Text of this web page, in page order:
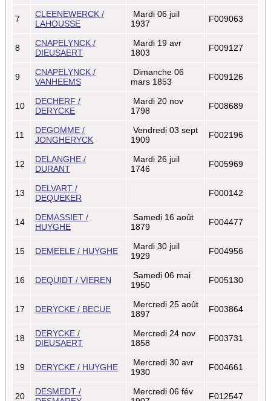
7
CLEENEWERCK /
LAHOUSSE
Mardi 06 juil
1937
F009063
8
CNAPELYNCK /
DIEUSAERT
Mardi 19 avr
1803
F009127
9
CNAPELYNCK /
VANHEEMS
Dimanche 06
mars 1853
F009126
10
DECHERF /
DERYCKE
Mardi 20 nov
1798
F008689
11
DEGOMME /
JONGHERYCK
Vendredi 03 sept
1909
F002196
12
DELANGHE /
DURANT
Mardi 26 juil
1746
F005969
13
DELVART /
DEQUEKER
F000142
14
DEMASSIET /
HUYGHE
Samedi 16 août
1879
F004477
15 DEMEELE / HUYGHE
Mardi 30 juil
1929
F004956
16 DEQUIDT / VIEREN
Samedi 06 mai
1950
F005130
17 DERYCKE / BECUE
Mercredi 25 août
1897
F003864
18
DERYCKE /
DIEUSAERT
Mercredi 24 nov
1858
F003731
19 DERYCKE / HUYGHE
Mercredi 30 avr
1930
F004661
20
DESMEDT /
Mercredi 06 fév
F012547